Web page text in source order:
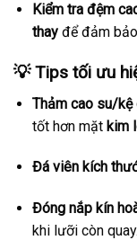
Kiểm tra đệm
thayđể đảm bảo
💡 Tips tối ưu
Thảm cao su/kệ
tốt hơn mặt kim
Đá viên kích
Đóng nắp kín
khi lưỡi còn quay.